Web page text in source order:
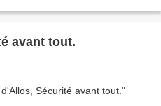
avant tout.